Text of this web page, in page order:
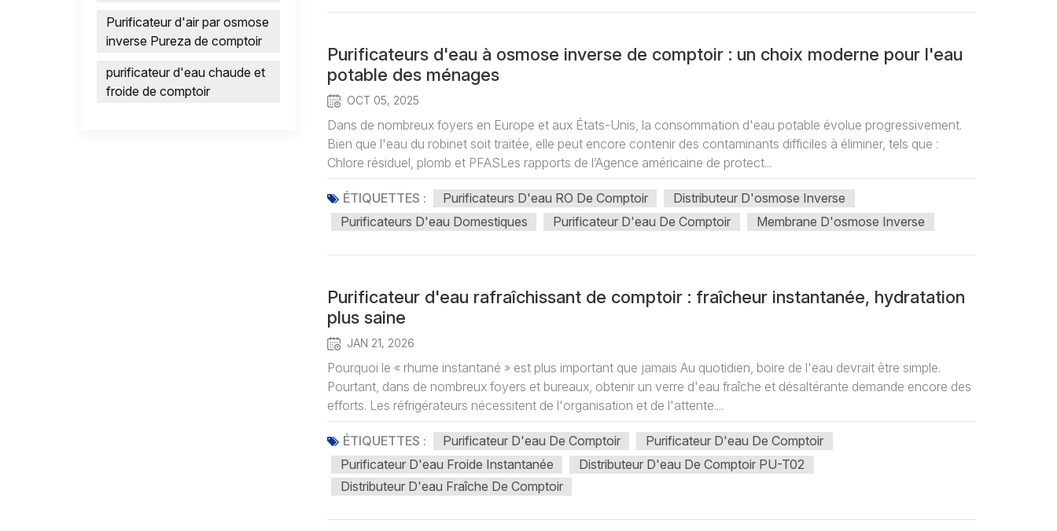
Purificateurs d'eau à osmose inverse de comptoir : un choix moderne pour l'eau
potable des ménages
OCT 05, 2025
Dans de nombreux foyers en Europe et aux États-Unis, la consommation d'eau potable évolue progressivement.
Bien que l'eau du robinet soit traitée, elle peut encore contenir des contaminants difficiles à éliminer, tels que :
Chlore résiduel, plomb et PFASLes rapports de l’Agence américaine de protect...
ÉTIQUETTES : Purificateurs D'eau RO De Comptoir
Distributeur D'osmose Inverse
Purificateurs D'eau Domestiques
Purificateur D'eau De Comptoir Membrane D'osmose Inverse
Purificateur d'eau rafraîchissant de comptoir : fraîcheur instantanée, hydratation
plus saine
JAN 21, 2026
Pourquoi le « rhume instantané » est plus important que jamais Au quotidien, boire de l'eau devrait être simple.
Pourtant, dans de nombreux foyers et bureaux, obtenir un verre d'eau fraîche et désaltérante demande encore des
efforts. Les réfrigérateurs nécessitent de l'organisation et de l'attente....
ÉTIQUETTES : Purificateur D'eau De Comptoir
Purificateur D'eau De Comptoir
Purificateur D'eau Froide Instantanée
Distributeur D'eau De Comptoir PU-T02
Distributeur D'eau Fraîche De Comptoir
Purificateur d'air par osmose
inverse Pureza de comptoir
purificateur d'eau chaude et
froide de comptoir